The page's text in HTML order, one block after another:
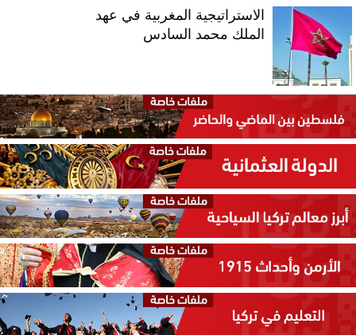
الاستراتيجية المغربية في عهد
الملك محمد السادس